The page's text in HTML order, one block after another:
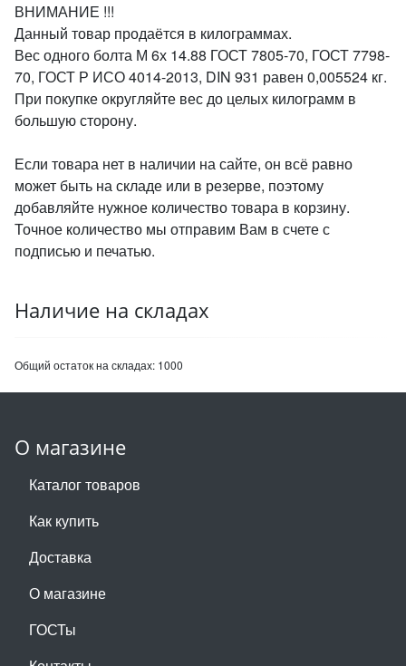
ВНИМАНИЕ !!!
Данный товар продаётся в килограммах.
Вес одного болта М 6х 14.88 ГОСТ 7805-70, ГОСТ 7798-
70, ГОСТ Р ИСО 4014-2013, DIN 931 равен 0,005524 кг.
При покупке округляйте вес до целых килограмм в
большую сторону.
Если товара нет в наличии на сайте, он всё равно
может быть на складе или в резерве, поэтому
добавляйте нужное количество товара в корзину.
Точное количество мы отправим Вам в счете с
подписью и печатью.
Наличие на складах
Общий остаток на складах: 1000
О магазине
Каталог товаров
Как купить
Доставка
О магазине
ГОСТы